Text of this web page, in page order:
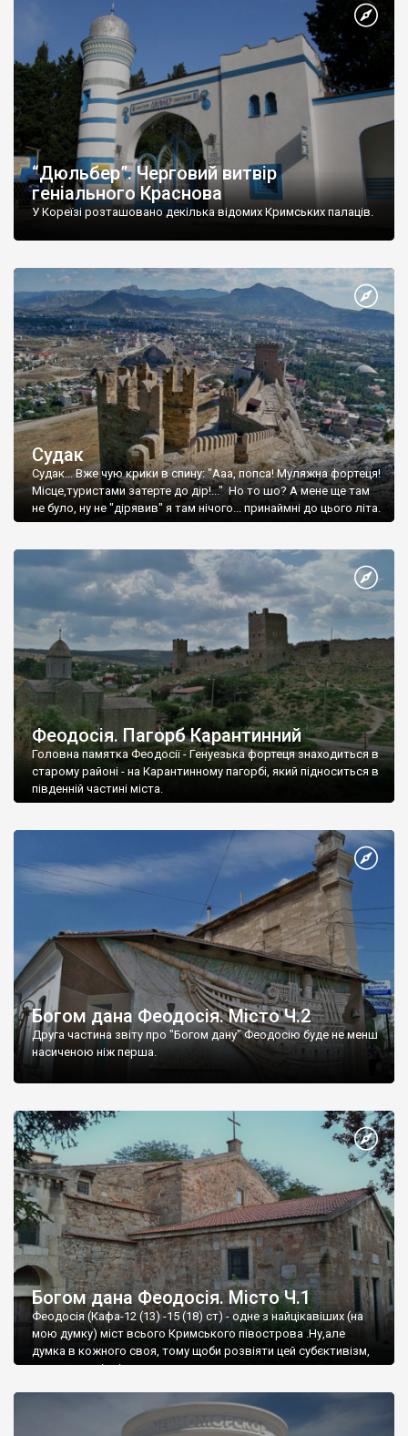
“Дюльбер”. Черговий витвір
геніального Краснова
У Кореїзі розташовано декілька відомих Кримських палаців.
Судак
Судак... Вже чую крики в спину: "Ааа, попса! Муляжна фортеця!
Місце,туристами затерте до дір!..." Но то шо? А мене ще там
не було, ну не "дірявив" я там нічого... принаймні до цього літа.
Феодосія. Пагорб Карантинний
Головна памятка Феодосії - Генуезька фортеця знаходиться в
старому районі - на Карантинному пагорбі, який підноситься в
південній частині міста.
Богом дана Феодосія. Місто Ч.2
Друга частина звіту про "Богом дану" Феодосію буде не менш
насиченою ніж перша.
Богом дана Феодосія. Місто Ч.1
Феодосія (Кафа-12 (13) -15 (18) ст) - одне з найцікавіших (на
мою думку) міст всього Кримського півострова .Ну,але
думка в кожного своя, тому щоби розвіяти цей субєктивізм,
запрошую відвідати це